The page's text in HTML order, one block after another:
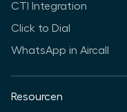
CTI Integration
Click to Dial
WhatsApp in Aircall
Resourcen